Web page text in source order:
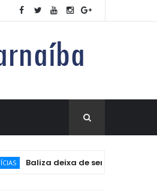
Baliza deixa de ser exigida no